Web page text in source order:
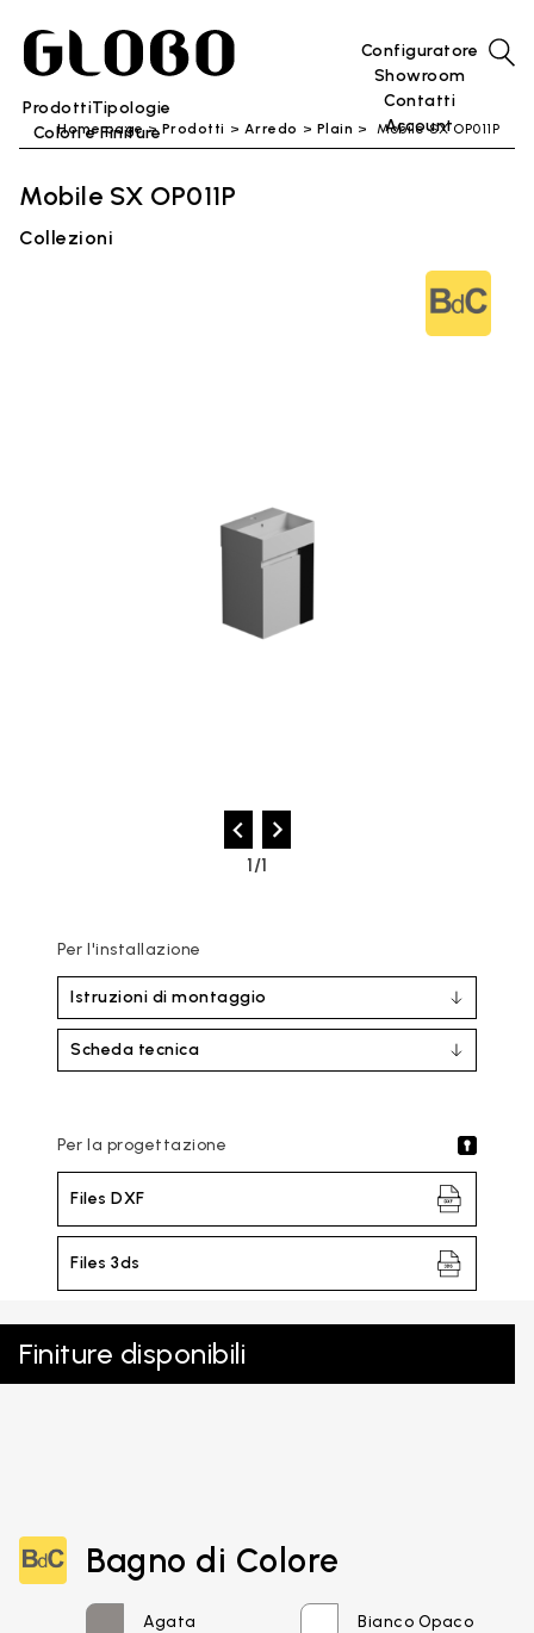
ProdottiTipologie
Colori e Finiture
Configuratore
Showroom
Contatti
Account
Home page Prodotti Arredo Plain Mobile SX OP011P
Mobile SX OP011P
Collezioni
1/1
Per l'installazione
Istruzioni di montaggio
Scheda tecnica
Per la progettazione
Files DXF
Files 3ds
Finiture disponibili
Bagno di Colore
Agata Bianco Opaco